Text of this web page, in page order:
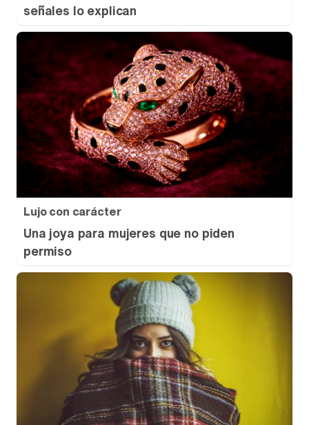
señales lo explican
Lujo con carácter
Una joya para mujeres que no piden
permiso